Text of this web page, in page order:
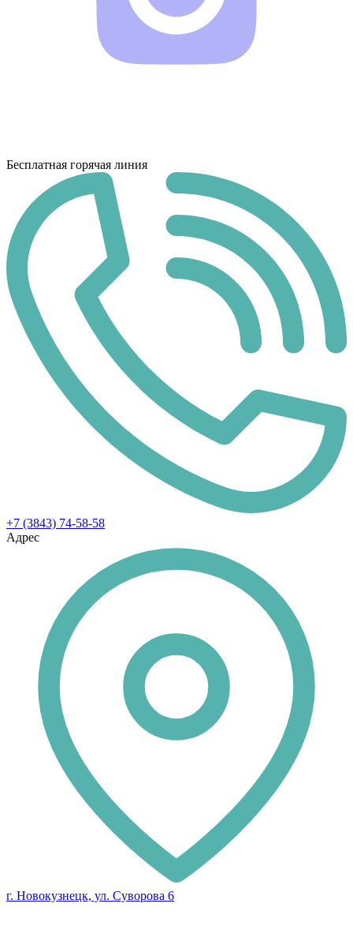
Бесплатная горячая линия
+7 (3843) 74-58-58
Адрес
г. Новокузнецк, ул. Суворова 6